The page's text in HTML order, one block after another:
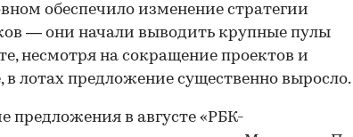
обеспечило изменение стратегии
— они начали выводить крупные пулы
несмотря на сокращение проектов и
в лотах предложение существенно выросло.
предложения в августе «РБК-